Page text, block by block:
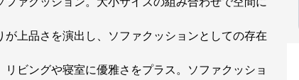
上品さを演出し、ソファクッションとしての存在
ビングや寝室に優雅さをプラス。ソファクッショ